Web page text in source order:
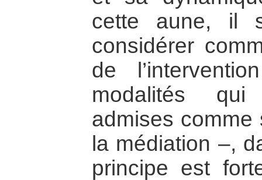
cette aune, il
considérer
de
modalités qui
admises comme
la médiation –,
principe est